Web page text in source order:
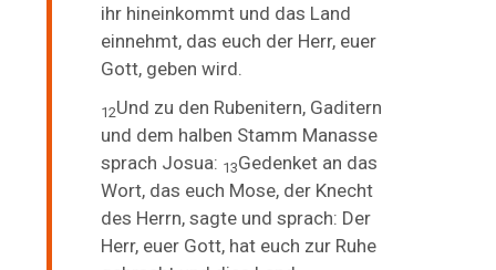
ihr hineinkommt und das Land
einnehmt, das euch der Herr, euer
Gott, geben wird.
12Und zu den Rubenitern, Gaditern
und dem halben Stamm Manasse
sprach Josua: 13Gedenket an das
Wort, das euch Mose, der Knecht
des Herrn, sagte und sprach: Der
Herr, euer Gott, hat euch zur Ruhe